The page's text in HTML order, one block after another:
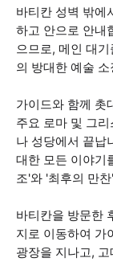
바티칸 성벽 밖에
하고 안으로 안내
으므로, 메인 대
의 방대한 예술
가이드와 함께 촛
주요 로마 및 그
나 성당에서 끝납
대한 모든 이야기
조'와 '최후의 만
바티칸을 방문한
지로 이동하여 가
광장을 지나고,